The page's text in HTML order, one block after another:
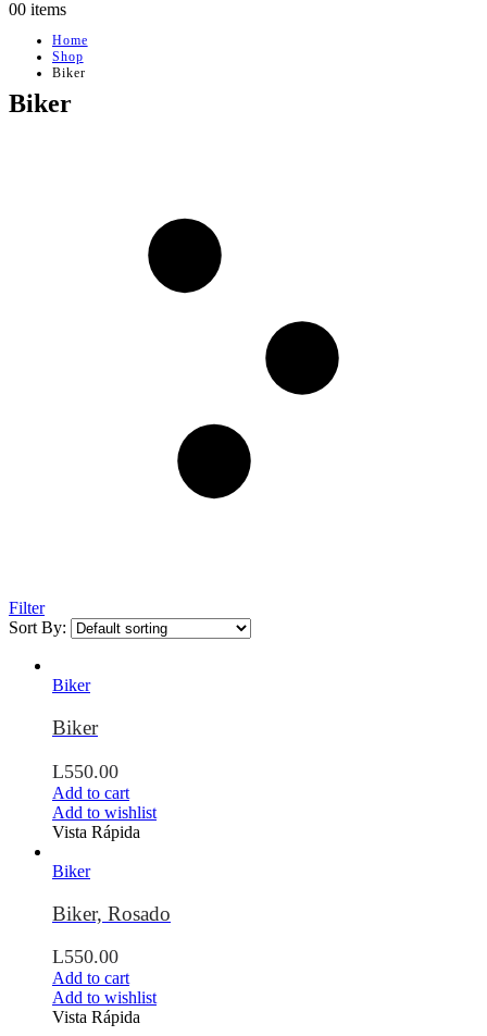
00 items
Home
Shop
Biker
Biker
Filter
Sort By:
Biker
Biker
L550.00
Add to cart
Add to wishlist
Vista Rápida
Biker
Biker, Rosado
L550.00
Add to cart
Add to wishlist
Vista Rápida